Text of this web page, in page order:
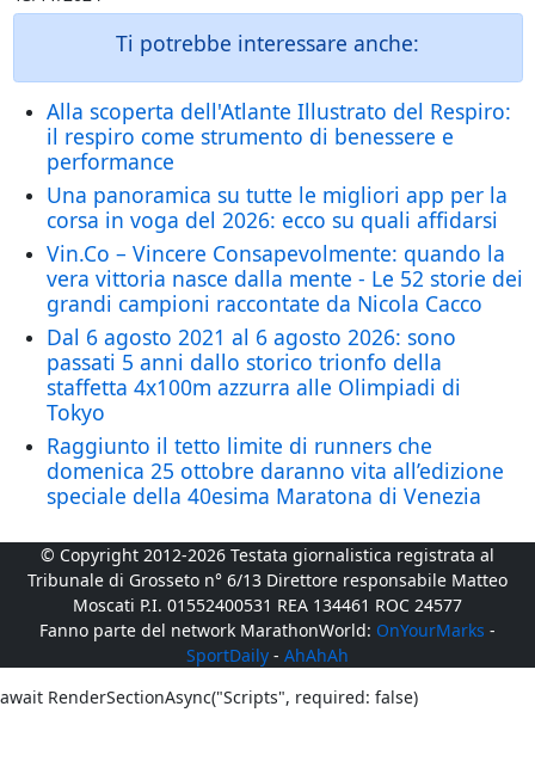
Ti potrebbe interessare anche:
Alla scoperta dell'Atlante Illustrato del Respiro:
il respiro come strumento di benessere e
performance
Una panoramica su tutte le migliori app per la
corsa in voga del 2026: ecco su quali affidarsi
Vin.Co – Vincere Consapevolmente: quando la
vera vittoria nasce dalla mente - Le 52 storie dei
grandi campioni raccontate da Nicola Cacco
Dal 6 agosto 2021 al 6 agosto 2026: sono
passati 5 anni dallo storico trionfo della
staffetta 4x100m azzurra alle Olimpiadi di
Tokyo
Raggiunto il tetto limite di runners che
domenica 25 ottobre daranno vita all’edizione
speciale della 40esima Maratona di Venezia
© Copyright 2012-2026 Testata giornalistica registrata al
Tribunale di Grosseto n° 6/13 Direttore responsabile Matteo
Moscati P.I. 01552400531 REA 134461 ROC 24577
Fanno parte del network MarathonWorld: OnYourMarks -
SportDaily - AhAhAh
await RenderSectionAsync("Scripts", required: false)